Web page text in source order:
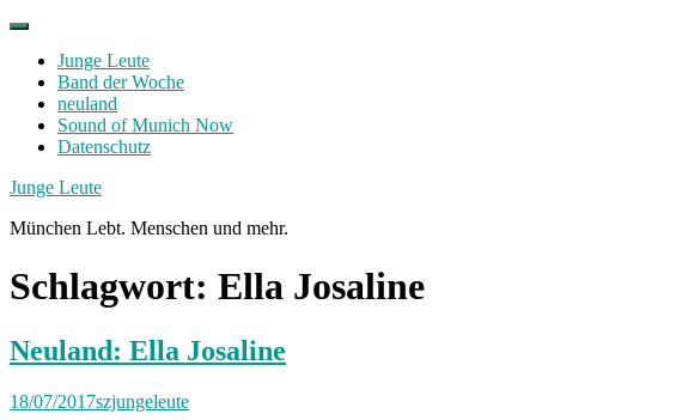
Skip
contentJunge Leute
Band der Woche
neuland
Sound of Munich Now
Datenschutz
Facebook
Twitter
Instagram
Junge Leute
München Lebt. Menschen und mehr.
Schlagwort: Ella Josaline
Neuland: Ella Josaline
18/07/2017szjungeleute